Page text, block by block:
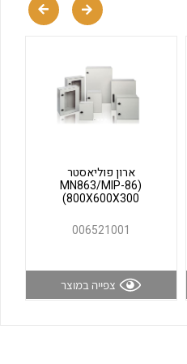
לכל מוצרי היצרן
לכל מוצרי היצרן
ארון פוליאסטר
(MN863/MIP-86
(800X600X300
006521001
צפייה במוצר